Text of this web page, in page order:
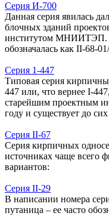
Серия И-700
Данная серия явилась
блочных зданий
институтом МНИИТЭП.
обозначалась как II-68-
Серия 1-447
Типовая серия
447 или, что вернее I-
старейшим проектным
году и существует до
Серия II-67
Серия кирпичных
источниках чаще всего
вариантов:
Серия II-29
В написании номера
путаница – ее часто